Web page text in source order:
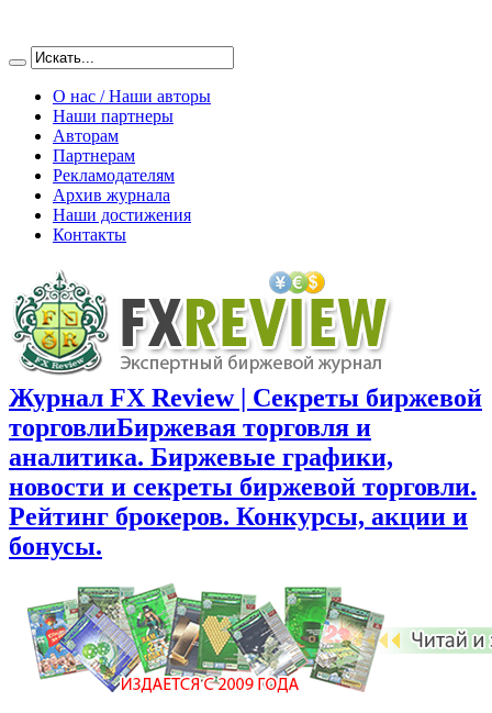
О нас / Наши авторы
Наши партнеры
Авторам
Партнерам
Рекламодателям
Архив журнала
Наши достижения
Контакты
Журнал FX Review | Секреты биржевой
торговлиБиржевая торговля и
аналитика. Биржевые графики,
новости и секреты биржевой торговли.
Рейтинг брокеров. Конкурсы, акции и
бонусы.